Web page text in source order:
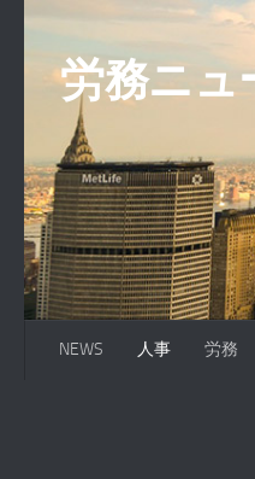
労務ニュ
NEWS 人事 労務